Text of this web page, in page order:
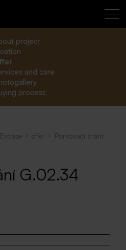
project
and care
process
offer
Parkovací stání
G.02.34